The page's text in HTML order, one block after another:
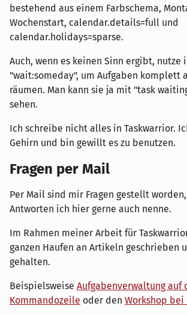
bestehend aus einem Farbschema,
Wochenstart, calendar.details=full und
calendar.holidays=sparse.
Auch, wenn es keinen Sinn ergibt, nutze
"wait:someday", um Aufgaben komplett
räumen. Man kann sie ja mit "task
sehen.
Ich schreibe nicht alles in Taskwarrior.
Gehirn und bin gewillt es zu benutzen.
Fragen per Mail
Per Mail sind mir Fragen gestellt
Antworten ich hier gerne auch nenne.
Im Rahmen meiner Arbeit für
ganzen Haufen an Artikeln geschrieben
gehalten.
Beispielsweise Aufgabenverwaltung auf
Kommandozeile oder den Workshop bei